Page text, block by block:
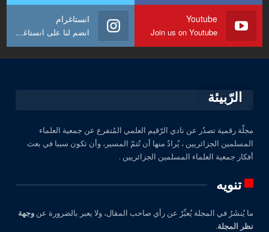
Youtube
Join us on Youtube
انستاغرام
انضم لنا على انستاغرام
الرّبيئة
مجلّة رقمية تصدُر عن نادي الرّقيم العلمي المُتفرع عن جمعية العلماء
المسلمين الجزائريين ، يُرادُ منها أن تُتمّ المسير، وأن تكون سببا في بعث
أفكار جمعية العلماء المسلمين الجزائريين .
تنويه
ما يُنشَرُ في المجلة يُعبِّرُ عن رأي صاحب المقال، ولا يعبر بالضرورة عن وجهة
نظر المجلة.